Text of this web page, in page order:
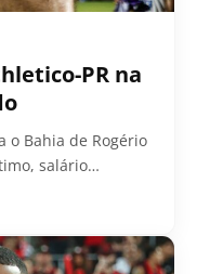
PR na
o Bahia de Rogério
salário